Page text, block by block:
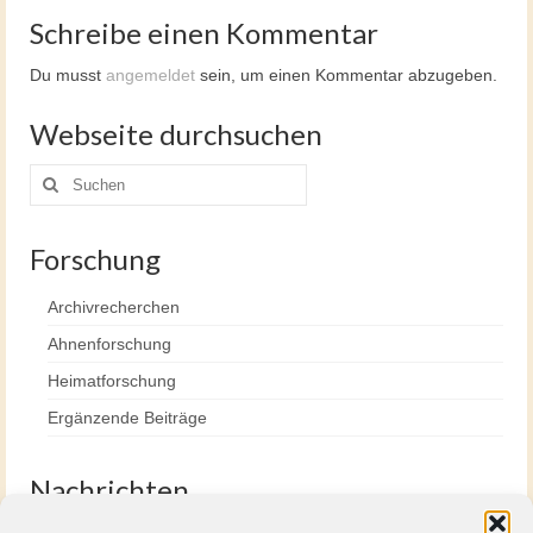
Schreibe einen Kommentar
Du musst angemeldet sein, um einen Kommentar abzugeben.
Webseite durchsuchen
Suche
nach:
Forschung
Archivrecherchen
Ahnenforschung
Heimatforschung
Ergänzende Beiträge
Nachrichten